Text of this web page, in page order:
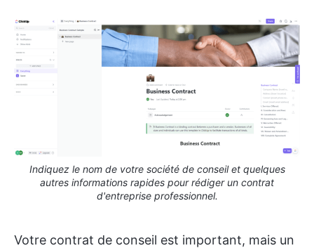
Indiquez le nom de votre société de conseil et quelques
autres informations rapides pour rédiger un contrat
d'entreprise professionnel.
Votre contrat de conseil est important, mais un